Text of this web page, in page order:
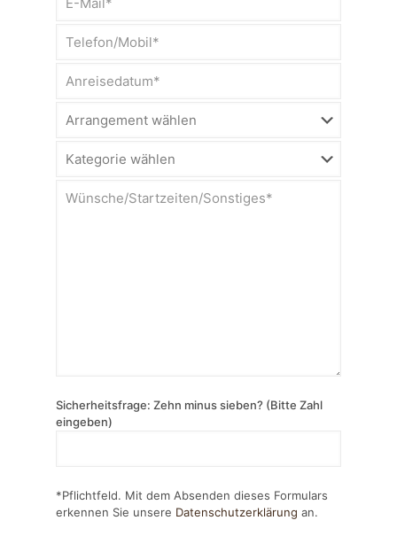
Sicherheitsfrage: Zehn minus sieben? (Bitte Zahl
eingeben)
*Pflichtfeld. Mit dem Absenden dieses Formulars
erkennen Sie unsere Datenschutzerklärung an.